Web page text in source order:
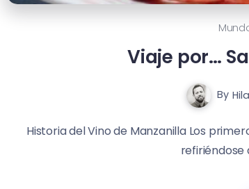
Viaje por…
By
Historia del Vino de Manzanilla Los
refiriéndose